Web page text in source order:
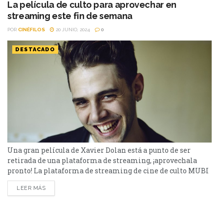
La película de culto para aprovechar en
streaming este fin de semana
POR CINÉFILOS 20 JUNIO, 2024 0
DESTACADO
Una gran película de Xavier Dolan está a punto de ser
retirada de una plataforma de streaming, ¡aprovechala
pronto! La plataforma de streaming de cine de culto MUBI
ofrece un catálogo repleto de grandes películas de todos los
tiempos y los renueva de forma semanal. El próximo 23 de
LEER MÁS